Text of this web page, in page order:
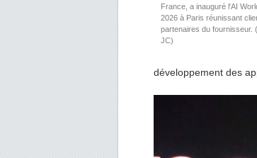
France, a inauguré l'AI
2026 à Paris réunissant
partenaires du fournisseur.
JC)
développement des